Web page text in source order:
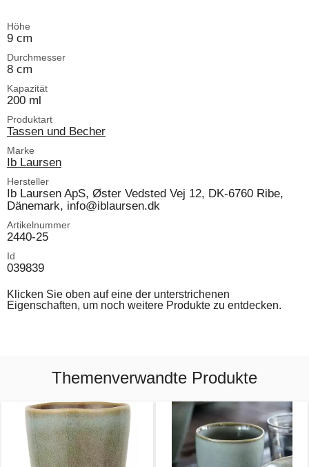
Höhe
9 cm
Durchmesser
8 cm
Kapazität
200 ml
Produktart
Tassen und Becher
Marke
Ib Laursen
Hersteller
Ib Laursen ApS, Øster Vedsted Vej 12, DK-6760 Ribe,
Dänemark, info@iblaursen.dk
Artikelnummer
2440-25
Id
039839
Klicken Sie oben auf eine der unterstrichenen
Eigenschaften, um noch weitere Produkte zu entdecken.
Themenverwandte Produkte